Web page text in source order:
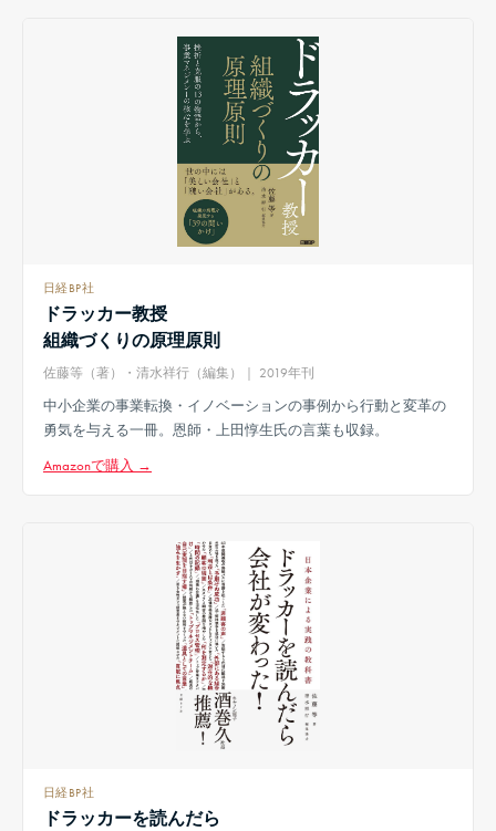
日経BP社
ドラッカー教授
組織づくりの原理原則
佐藤等（著）・清水祥行（編集）｜ 2019年刊
中小企業の事業転換・イノベーションの事例から行動と変革の
勇気を与える一冊。恩師・上田惇生氏の言葉も収録。
Amazonで購入 →
日経BP社
ドラッカーを読んだら